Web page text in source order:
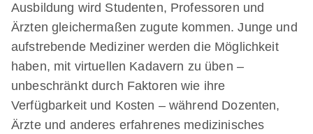
Ausbildung wird Studenten, Professoren und
Ärzten gleichermaßen zugute kommen. Junge und
aufstrebende Mediziner werden die Möglichkeit
haben, mit virtuellen Kadavern zu üben –
unbeschränkt durch Faktoren wie ihre
Verfügbarkeit und Kosten – während Dozenten,
Ärzte und anderes erfahrenes medizinisches